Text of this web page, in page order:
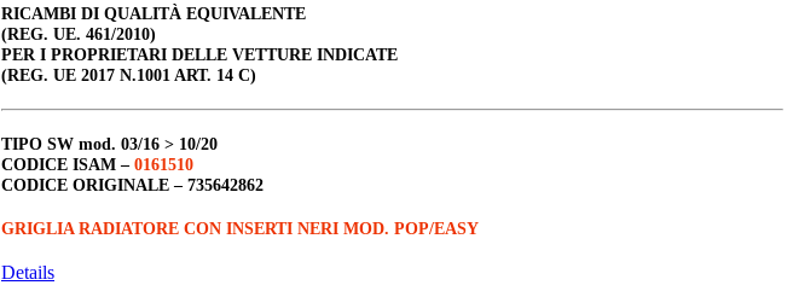
RICAMBI DI QUALITÀ EQUIVALENTE
(REG. UE. 461/2010)
PER I PROPRIETARI DELLE VETTURE INDICATE
(REG. UE 2017 N.1001 ART. 14 C)
TIPO SW mod. 03/16 > 10/20
CODICE ISAM – 0161510
CODICE ORIGINALE – 735642862
GRIGLIA RADIATORE CON INSERTI NERI MOD. POP/EASY
Details